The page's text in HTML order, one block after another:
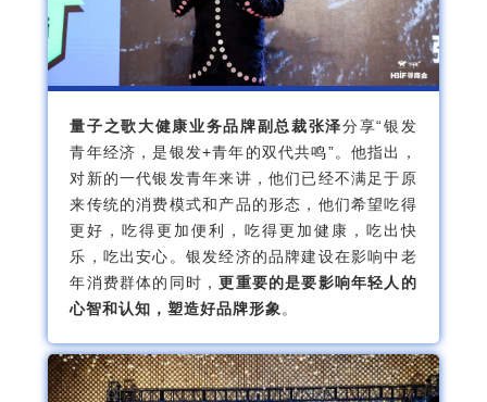
量子之歌大健康业务品牌副总裁张泽分享“银发
青年经济，是银发+青年的双代共鸣”。他指出，
对新的一代银发青年来讲，他们已经不满足于原
来传统的消费模式和产品的形态，他们希望吃得
更好，吃得更加便利，吃得更加健康，吃出快
乐，吃出安心。银发经济的品牌建设在影响中老
年消费群体的同时，更重要的是要影响年轻人的
心智和认知，塑造好品牌形象。